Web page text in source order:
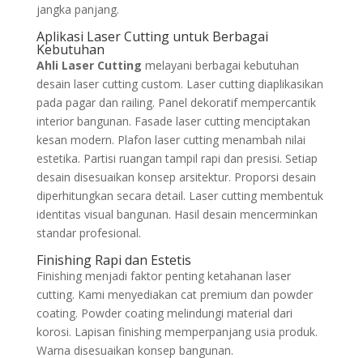
jangka panjang.
Aplikasi Laser Cutting untuk Berbagai
Kebutuhan
Ahli Laser Cutting melayani berbagai kebutuhan
desain laser cutting custom. Laser cutting diaplikasikan
pada pagar dan railing. Panel dekoratif mempercantik
interior bangunan. Fasade laser cutting menciptakan
kesan modern. Plafon laser cutting menambah nilai
estetika. Partisi ruangan tampil rapi dan presisi. Setiap
desain disesuaikan konsep arsitektur. Proporsi desain
diperhitungkan secara detail. Laser cutting membentuk
identitas visual bangunan. Hasil desain mencerminkan
standar profesional.
Finishing Rapi dan Estetis
Finishing menjadi faktor penting ketahanan laser
cutting. Kami menyediakan cat premium dan powder
coating. Powder coating melindungi material dari
korosi. Lapisan finishing memperpanjang usia produk.
Warna disesuaikan konsep bangunan.